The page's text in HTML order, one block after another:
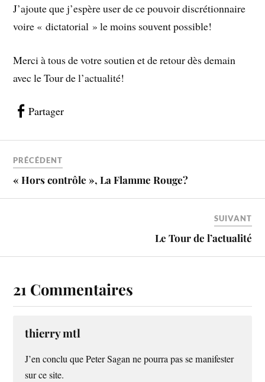
J’ajoute que j’espère user de ce pouvoir discrétionnaire
voire « dictatorial » le moins souvent possible!
Merci à tous de votre soutien et de retour dès demain
avec le Tour de l’actualité!
Partager
PRÉCÉDENT
« Hors contrôle », La Flamme Rouge?
SUIVANT
Le Tour de l’actualité
21 Commentaires
thierry mtl
J’en conclu que Peter Sagan ne pourra pas se manifester
sur ce site.